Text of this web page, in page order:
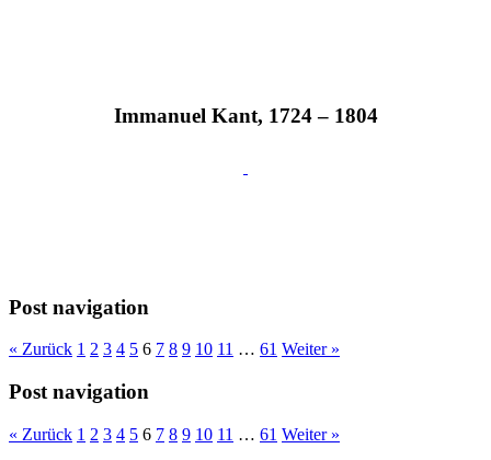
Immanuel Kant, 1724 – 1804
Post navigation
« Zurück 1 2 3 4 5 6 7 8 9 10 11 … 61 Weiter »
Post navigation
« Zurück 1 2 3 4 5 6 7 8 9 10 11 … 61 Weiter »